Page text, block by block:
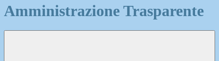
Amministrazione Trasparente